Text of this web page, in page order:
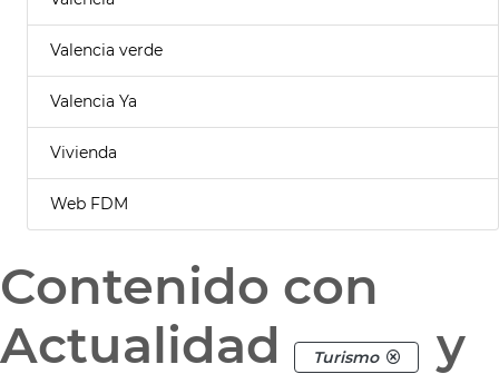
Valencia verde
Valencia Ya
Vivienda
Web FDM
Contenido con
Actualidad
Turismo
y